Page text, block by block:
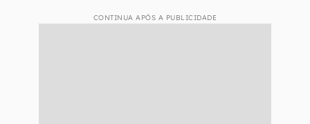
CONTINUA APÓS A PUBLICIDADE